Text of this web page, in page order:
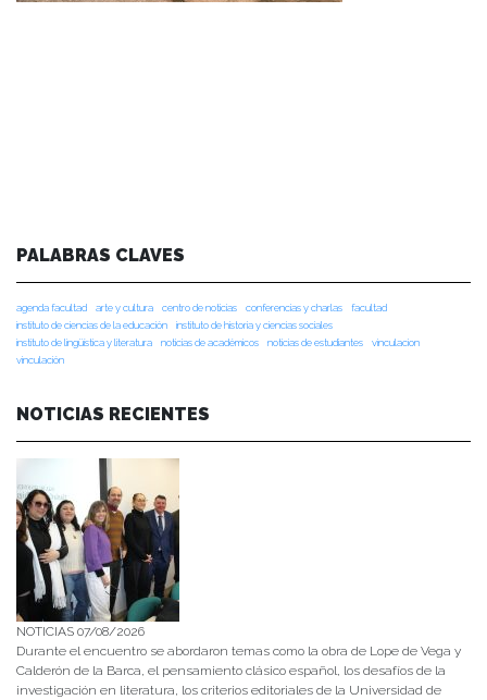
PALABRAS CLAVES
agenda facultad arte y cultura centro de noticias conferencias y charlas
facultad
instituto de ciencias de la educación
instituto de historia y ciencias sociales
instituto de lingüística y literatura
noticias de académicos noticias de estudiantes
vinculacion
vinculación
NOTICIAS RECIENTES
NOTICIAS 07/08/2026
Durante el encuentro se abordaron temas como la obra de Lope de Vega y
Calderón de la Barca, el pensamiento clásico español, los desafíos de la
investigación en literatura, los criterios editoriales de la Universidad de